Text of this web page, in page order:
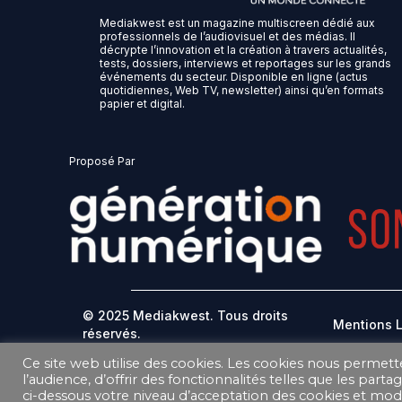
Mediakwest est un magazine multiscreen dédié aux
professionnels de l’audiovisuel et des médias. Il
décrypte l’innovation et la création à travers actualités,
tests, dossiers, interviews et reportages sur les grands
événements du secteur. Disponible en ligne (actus
quotidiennes, Web TV, newsletter) ainsi qu’en formats
papier et digital.
Proposé Par
© 2025 Mediakwest. Tous droits
réservés.
Mentions
DONNEES PERSONNELLES
Ce site web utilise des cookies. Les cookies nous
l’audience, d’offrir des fonctionnalités telles que les
ci-dessous votre niveau d’acceptation des cookies et